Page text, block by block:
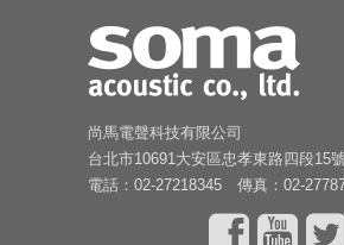
尚馬電聲科技有限公司
台北市10691大安區忠孝東路四段15
電話：02-27218345 傳真：02-